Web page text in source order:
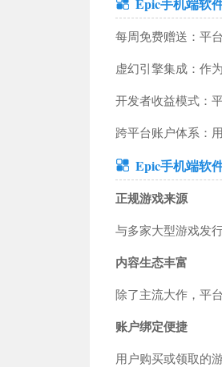
动作格斗 卡牌策略
飞行射击 体育竞技
影音播放 新闻财经
每周免费赠送：平
虚幻引擎集成：作
开发者收益模式：
跨平台账户体系：
Epic手机端软
正规游戏来源
与多家大型游戏发
内容生态丰富
除了主流大作，平
账户绑定便捷
用户购买或领取的